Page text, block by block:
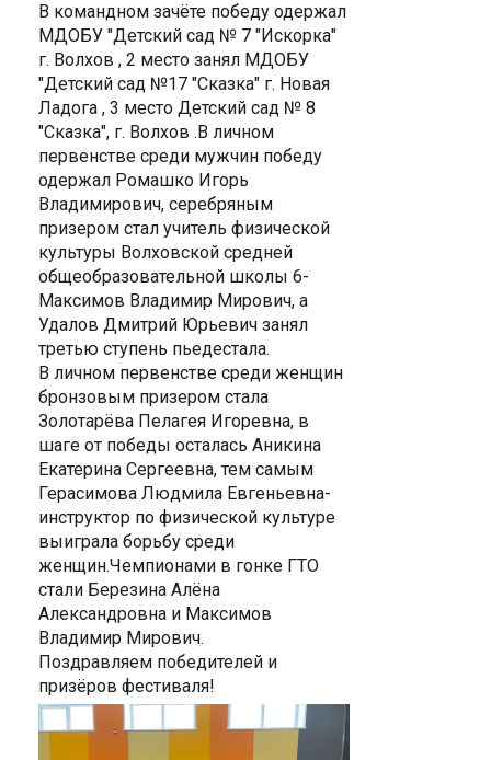
В командном зачёте победу одержал
МДОБУ "Детский сад № 7 "Искорка"
г. Волхов , 2 место занял МДОБУ
"Детский сад №17 "Сказка" г. Новая
Ладога , 3 место Детский сад № 8
"Сказка", г. Волхов .В личном
первенстве среди мужчин победу
одержал Ромашко Игорь
Владимирович, серебряным
призером стал учитель физической
культуры Волховской средней
общеобразовательной школы 6-
Максимов Владимир Мирович, а
Удалов Дмитрий Юрьевич занял
третью ступень пьедестала.
В личном первенстве среди женщин
бронзовым призером стала
Золотарёва Пелагея Игоревна, в
шаге от победы осталась Аникина
Екатерина Сергеевна, тем самым
Герасимова Людмила Евгеньевна-
инструктор по физической культуре
выиграла борьбу среди
женщин.Чемпионами в гонке ГТО
стали Березина Алёна
Александровна и Максимов
Владимир Мирович.
Поздравляем победителей и
призёров фестиваля!